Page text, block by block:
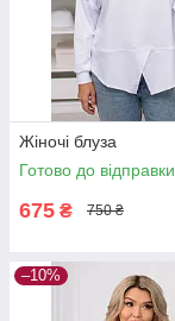
Жіночі блуза
Готово до відправки
675 ₴ 750 ₴
–10%